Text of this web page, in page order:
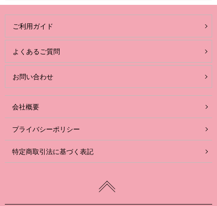
ご利用ガイド
よくあるご質問
お問い合わせ
会社概要
プライバシーポリシー
特定商取引法に基づく表記